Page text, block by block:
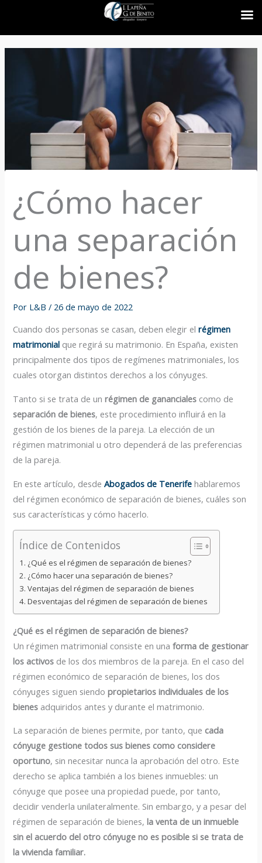
¿Cómo hacer
una separación
de bienes?
Por L&B/ 26 de mayo de 2022
Cuando dos personas se casan, deben elegir elrégimen
matrimonial que regirá su matrimonio. En España, existen
principalmente dos tipos de regímenes matrimoniales, los
cuales otorgan distintos derechos a los cónyuges.
Tanto si se trata de unrégimen de gananciales como de
separación de bienes, este procedimiento influirá en la
gestión de los bienes de la pareja. La elección de un
régimen matrimonial u otro dependerá de las preferencias
de la pareja.
En este artículo, desdeAbogados de Tenerife hablaremos
del régimen económico de separación de bienes, cuáles son
sus características y cómo hacerlo.
Índice de Contenidos
¿Qué es el régimen de separación de bienes?
¿Cómo hacer una separación de bienes?
Ventajas del régimen de separación de bienes
Desventajas del régimen de separación de bienes
¿Qué es el régimen de separación de bienes?
Un régimen matrimonial consiste en unaforma de gestionar
los activos de los dos miembros de la pareja. En el caso del
régimen económico de separación de bienes, los dos
cónyuges siguen siendo propietarios individuales de los
bienes adquiridos antes y durante el matrimonio.
La separación de bienes permite, por tanto, que cada
cónyuge gestione todos sus bienes como considere
oportuno, sin necesitar nunca la aprobación del otro. Este
derecho se aplica también a los bienes inmuebles: un
cónyuge que posee una propiedad puede, por tanto,
decidir venderla unilateralmente. Sin embargo, y a pesar del
régimen de separación de bienes, la venta de un inmueble
sin el acuerdo del otro cónyuge no es posible si se trata de
la vivienda familiar.